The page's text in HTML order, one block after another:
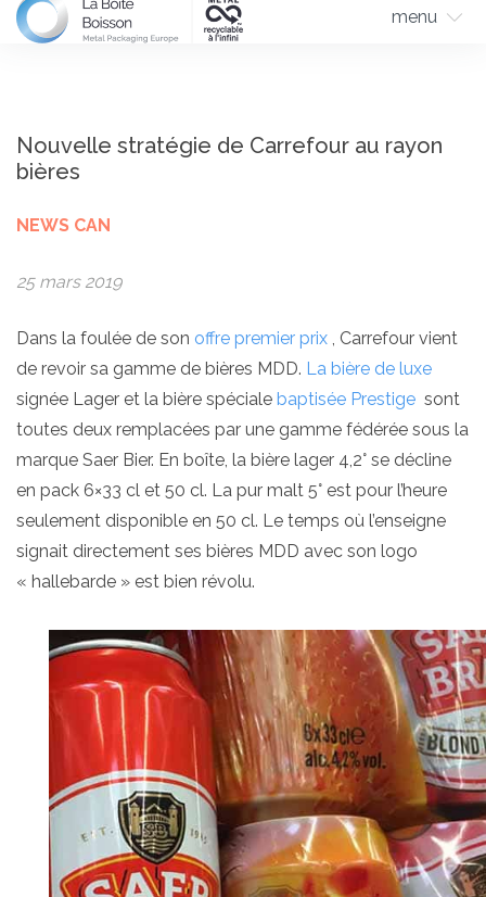
menu
Nouvelle stratégie de Carrefour au rayon
bières
NEWS CAN
25 mars 2019
Dans la foulée de son offre premier prix , Carrefour vient
de revoir sa gamme de bières MDD. La bière de luxe
signée Lager et la bière spéciale baptisée Prestige sont
toutes deux remplacées par une gamme fédérée sous la
marque Saer Bier. En boîte, la bière lager 4,2° se décline
en pack 6×33 cl et 50 cl. La pur malt 5° est pour l’heure
seulement disponible en 50 cl. Le temps où l’enseigne
signait directement ses bières MDD avec son logo
« hallebarde » est bien révolu.